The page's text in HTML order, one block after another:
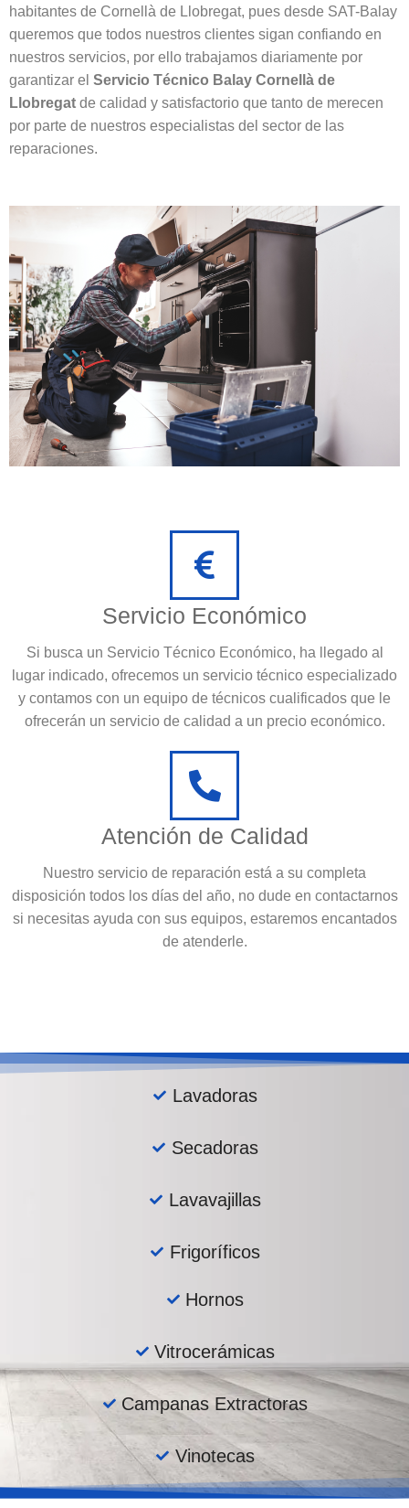
habitantes de Cornellà de Llobregat, pues desde SAT-Balay
queremos que todos nuestros clientes sigan confiando en
nuestros servicios, por ello trabajamos diariamente por
garantizar el Servicio Técnico Balay Cornellà de
Llobregat de calidad y satisfactorio que tanto de merecen
por parte de nuestros especialistas del sector de las
reparaciones.
Servicio Económico
Si busca un Servicio Técnico Económico, ha llegado al
lugar indicado, ofrecemos un servicio técnico especializado
y contamos con un equipo de técnicos cualificados que le
ofrecerán un servicio de calidad a un precio económico.
Atención de Calidad
Nuestro servicio de reparación está a su completa
disposición todos los días del año, no dude en contactarnos
si necesitas ayuda con sus equipos, estaremos encantados
de atenderle.
Lavadoras
Secadoras
Lavavajillas
Frigoríficos
Hornos
Vitrocerámicas
Campanas Extractoras
Vinotecas